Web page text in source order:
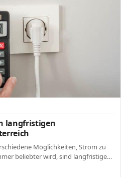
langfristigen
Möglichkeiten, Strom zu
beliebter wird, sind langfristige…